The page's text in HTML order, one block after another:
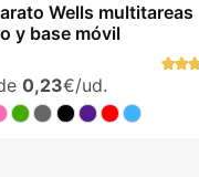
Wells multitareas
y base móvil
0,23€/ud.